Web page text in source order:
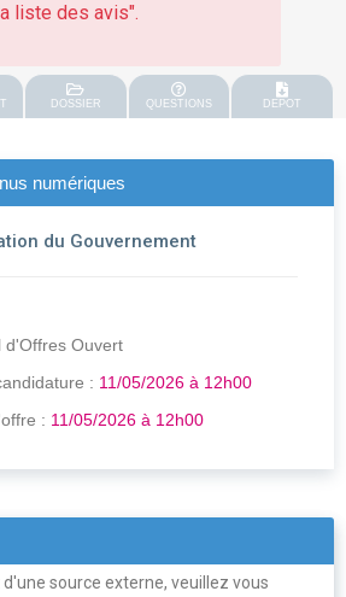
liste des avis".
DOSSIER QUESTIONS DEPOT
numériques
du Gouvernement
d'Offres Ouvert
: 11/05/2026 à 12h00
: 11/05/2026 à 12h00
source externe, veuillez vous